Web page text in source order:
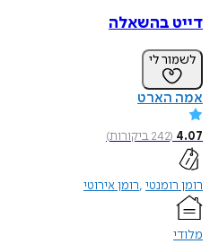
דייט בהשאלה
לשמור לי
אמה הארט
4.07
(
242ביקורות)
רומן רומנטי רומן אירוטי
מלודי